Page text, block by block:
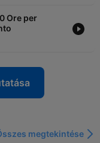
Ore per
megtekintése